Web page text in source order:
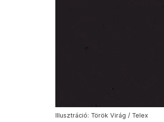
Illusztráció: Török Virág / Telex